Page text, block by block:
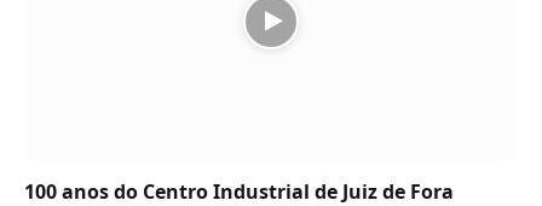
100 anos do Centro Industrial de Juiz de Fora